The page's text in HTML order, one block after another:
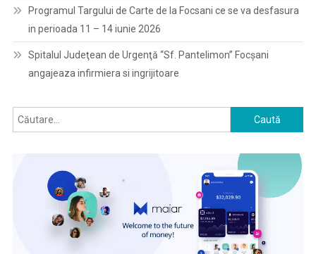
Programul Targului de Carte de la Focsani ce se va desfasura
in perioada 11 – 14 iunie 2026
Spitalul Judeţean de Urgenţă “Sf. Pantelimon” Focşani
angajeaza infirmiera si ingrijitoare
Caută
după: